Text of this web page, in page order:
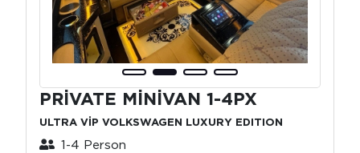
PRİVATE MİNİVAN 1-4PX
ULTRA VİP VOLKSWAGEN LUXURY EDITION
1-4 Person